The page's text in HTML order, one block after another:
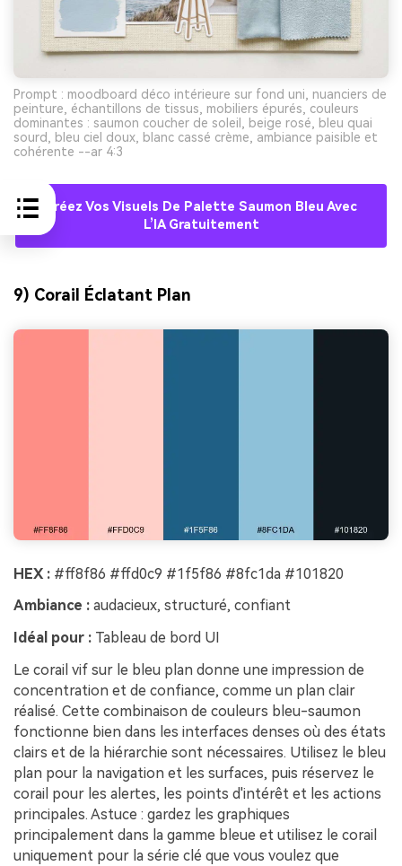
Prompt : moodboard déco intérieure sur fond uni, nuanciers de
peinture, échantillons de tissus, mobiliers épurés, couleurs
dominantes : saumon coucher de soleil, beige rosé, bleu quai
sourd, bleu ciel doux, blanc cassé crème, ambiance paisible et
cohérente --ar 4:3
Créez Vos Visuels De Palette Saumon Bleu Avec
L’IA Gratuitement
9) Corail Éclatant Plan
HEX : #ff8f86 #ffd0c9 #1f5f86 #8fc1da #101820
Ambiance : audacieux, structuré, confiant
Idéal pour : Tableau de bord UI
Le corail vif sur le bleu plan donne une impression de
concentration et de confiance, comme un plan clair
réalisé. Cette combinaison de couleurs bleu-saumon
fonctionne bien dans les interfaces denses où des états
clairs et de la hiérarchie sont nécessaires. Utilisez le bleu
plan pour la navigation et les surfaces, puis réservez le
corail pour les alertes, les points d'intérêt et les actions
principales. Astuce : gardez les graphiques
principalement dans la gamme bleue et utilisez le corail
uniquement pour la série clé que vous voulez que